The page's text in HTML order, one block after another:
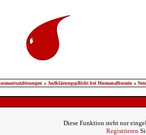
» Aufklärungspflicht bei Humanalbumin »
Diese Funktion steht nur
Registrieren